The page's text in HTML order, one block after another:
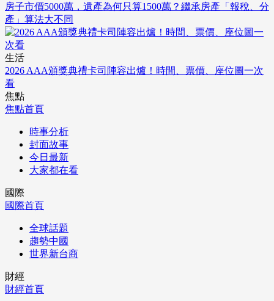
房子市價5000萬，遺產為何只算1500萬？繼承房產「報稅、分
產」算法大不同
生活
2026 AAA頒獎典禮卡司陣容出爐！時間、票價、座位圖一次
看
焦點
焦點首頁
時事分析
封面故事
今日最新
大家都在看
國際
國際首頁
全球話題
趨勢中國
世界新台商
財經
財經首頁